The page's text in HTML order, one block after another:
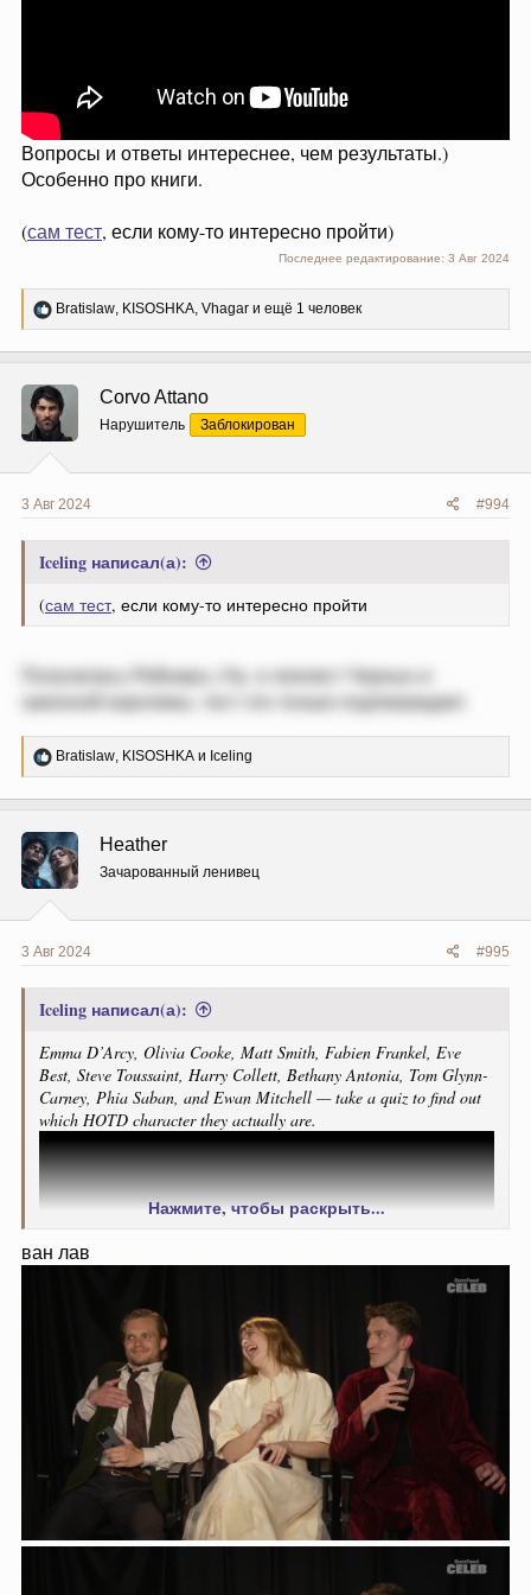
Вопросы и ответы интереснее, чем результаты.)
Особенно про книги.
(сам тест, если кому-то интересно пройти)
Последнее редактирование: 3 Авг 2024
Р
е
ц
и
и
:
Bratislaw, KISOSHKA, Vhagar и ещё 1 человек
Corvo Attano
Нарушитель Заблокирован
3 Авг 2024 #994
Iceling написал(а):
(сам тест, если кому-то интересно пройти
Получилась Рейнира.) Ну, я лоялист Черных и
законной королевы, тест это только подтверждает.
Р
е
ц
и
и
:
Bratislaw, KISOSHKA и Iceling
Heather
Зачарованный ленивец
3 Авг 2024 #995
Iceling написал(а):
Emma D’Arcy, Olivia Cooke, Matt Smith, Fabien Frankel, Eve
Best, Steve Toussaint, Harry Collett, Bethany Antonia, Tom Glynn-
Carney, Phia Saban, and Ewan Mitchell — take a quiz to find out
which HOTD character they actually are.
Вопросы и ответы интереснее, чем результаты.)
Особенно про книги.
сам тест, если кому-то интересно пройти)
Нажмите, чтобы раскрыть...
ван лав